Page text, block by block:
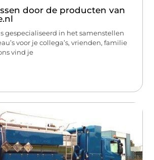
door de producten van
gespecialiseerd in het samenstellen
voor je collega’s, vrienden, familie
vind je